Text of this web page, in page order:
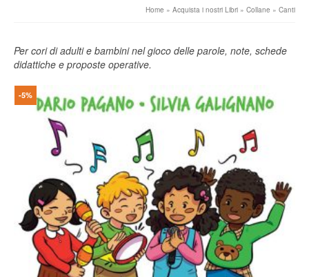
Home » Acquista i nostri Libri » Collane » Canti
Per cori di adulti e bambini nel gioco delle parole, note, schede
didattiche e proposte operative.
-5%